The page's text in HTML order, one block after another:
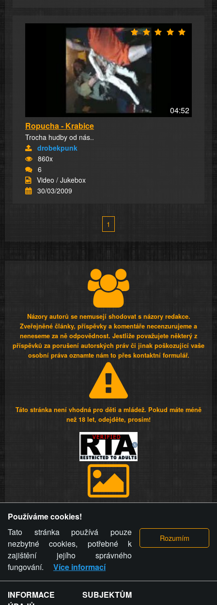
04:52
Ropucha - Krabice
Trocha hudby od nás..
drobekpunk
860x
6
Video / Jukebox
30/03/2009
1
Názory autorů se nemusejí shodovat s názory redakce.
Zveřejněné články, příspěvky a komentáře necenzurujeme a
neneseme za ně odpovědnost. Jestliže považujete některý z
příspěvků za porušení autorských práv či jinak poškozující vaše
osobní práva oznamte nám to přes kontaktní formulář.
Táto stránka není vhodná pro děti a mládež. Pokud máte méně
než 18 let, odejděte, prosím!
videa a komentáře. Osoba, které se toto opatření provozovatele
stránky týče, ani osoba, která umístila fotografii nebo video na
stránku, nemůže z důvodu odstranění fotografie, videa nebo
komentáře pro výše uvedenou okolnost uplatnit vůči
provozovateli stránky žádný nárok na náhradu škody nebo
nemajetkové újmy.
Používáme cookies!
Tato stránka používá pouze
nezbytné cookies, potřebné k
zajištění jejího správného
fungování.
Více informací
INFORMACE SUBJEKTŮM